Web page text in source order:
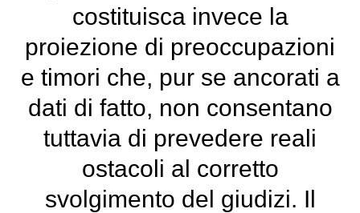
costituisca invece la
proiezione di preoccupazioni
e timori che, pur se ancorati a
dati di fatto, non consentano
tuttavia di prevedere reali
ostacoli al corretto
svolgimento del giudizi. Il